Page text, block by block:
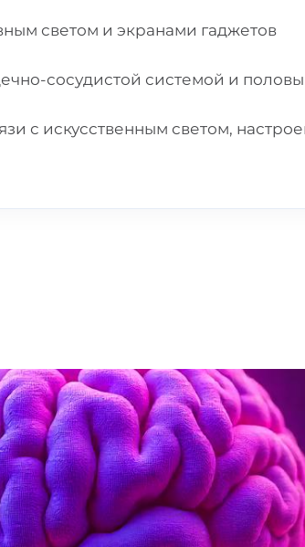
светом и экранами гаджетов
сосудистой системой и
с искусственным светом,